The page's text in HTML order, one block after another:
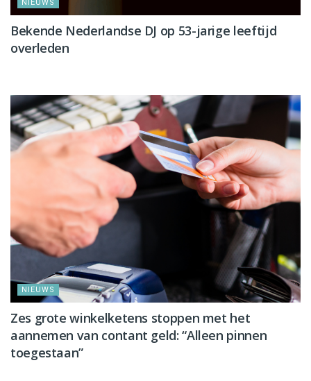
NIEUWS
Bekende Nederlandse DJ op 53-jarige leeftijd
overleden
NIEUWS
Zes grote winkelketens stoppen met het
aannemen van contant geld: “Alleen pinnen
toegestaan”